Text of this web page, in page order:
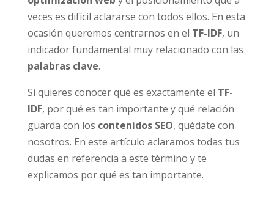
veces es difícil aclararse con todos ellos. En esta
ocasión queremos centrarnos en el TF-IDF, un
indicador fundamental muy relacionado con las
palabras clave.
Si quieres conocer qué es exactamente el TF-
IDF, por qué es tan importante y qué relación
guarda con los contenidos SEO, quédate con
nosotros. En este artículo aclaramos todas tus
dudas en referencia a este término y te
explicamos por qué es tan importante.